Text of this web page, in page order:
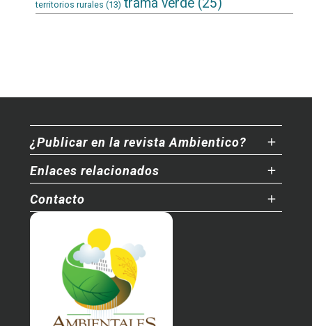
territorios rurales (13) trama verde(25)
¿Publicar en la revista Ambientico?
Enlaces relacionados
Contacto